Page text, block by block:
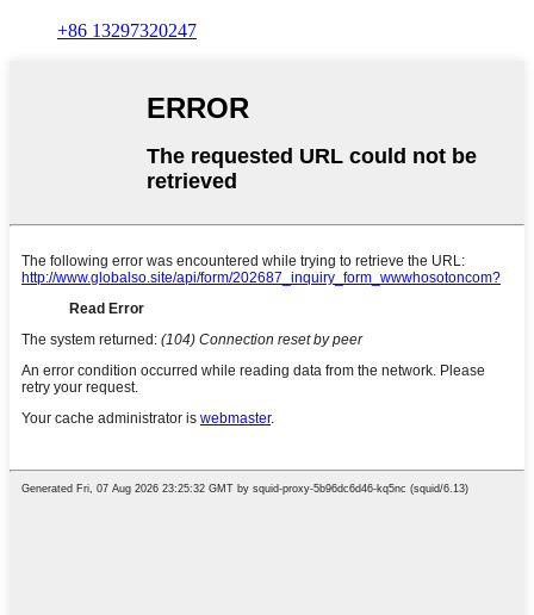
+86 13297320247